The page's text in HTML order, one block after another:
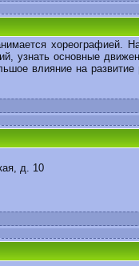
хореографией.
узнать основные
влияние на развитие
д. 10